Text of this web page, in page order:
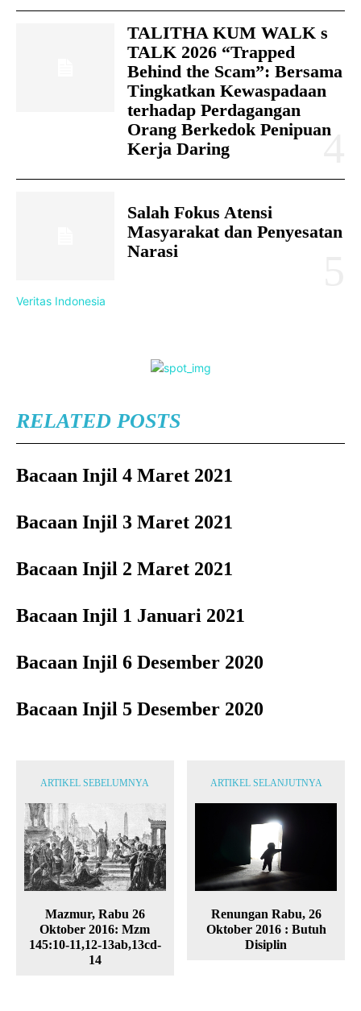
TALITHA KUM WALK s
TALK 2026 “Trapped
Behind the Scam”: Bersama
Tingkatkan Kewaspadaan
terhadap Perdagangan
Orang Berkedok Penipuan
Kerja Daring
Salah Fokus Atensi
Masyarakat dan Penyesatan
Narasi
Veritas Indonesia
RELATED POSTS
Bacaan Injil 4 Maret 2021
Bacaan Injil 3 Maret 2021
Bacaan Injil 2 Maret 2021
Bacaan Injil 1 Januari 2021
Bacaan Injil 6 Desember 2020
Bacaan Injil 5 Desember 2020
ARTIKEL SEBELUMNYA
Mazmur, Rabu 26
Oktober 2016: Mzm
145:10-11,12-13ab,13cd-
14
ARTIKEL SELANJUTNYA
Renungan Rabu, 26
Oktober 2016 : Butuh
Disiplin